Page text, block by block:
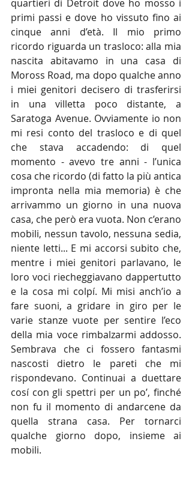
quartieri di Detroit dove ho mosso i
primi passi e dove ho vissuto fino ai
cinque anni d’età. Il mio primo
ricordo riguarda un trasloco: alla mia
nascita abitavamo in una casa di
Moross Road, ma dopo qualche anno
i miei genitori decisero di trasferirsi
in una villetta poco distante, a
Saratoga Avenue. Ovviamente io non
mi resi conto del trasloco e di quel
che stava accadendo: di quel
momento - avevo tre anni - l’unica
cosa che ricordo (di fatto la più antica
impronta nella mia memoria) è che
arrivammo un giorno in una nuova
casa, che però era vuota. Non c’erano
mobili, nessun tavolo, nessuna sedia,
niente letti... E mi accorsi subito che,
mentre i miei genitori parlavano, le
loro voci riecheggiavano dappertutto
e la cosa mi colpí. Mi misi anch’io a
fare suoni, a gridare in giro per le
varie stanze vuote per sentire l’eco
della mia voce rimbalzarmi addosso.
Sembrava che ci fossero fantasmi
nascosti dietro le pareti che mi
rispondevano. Continuai a duettare
cosí con gli spettri per un po’, finché
non fu il momento di andarcene da
quella strana casa. Per tornarci
qualche giorno dopo, insieme ai
mobili.